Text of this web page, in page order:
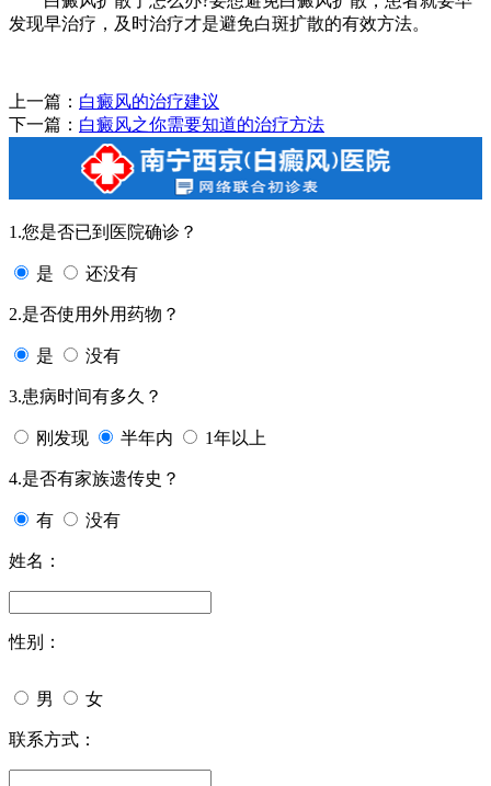
发现早治疗，及时治疗才是避免白斑扩散的有效方法。
上一篇： 白癜风的治疗建议
下一篇： 白癜风之你需要知道的治疗方法
1.您是否已到医院确诊？
是 还没有
2.是否使用外用药物？
是 没有
3.患病时间有多久？
刚发现 半年内 1年以上
4.是否有家族遗传史？
有 没有
姓名：
性别：
男 女
联系方式：